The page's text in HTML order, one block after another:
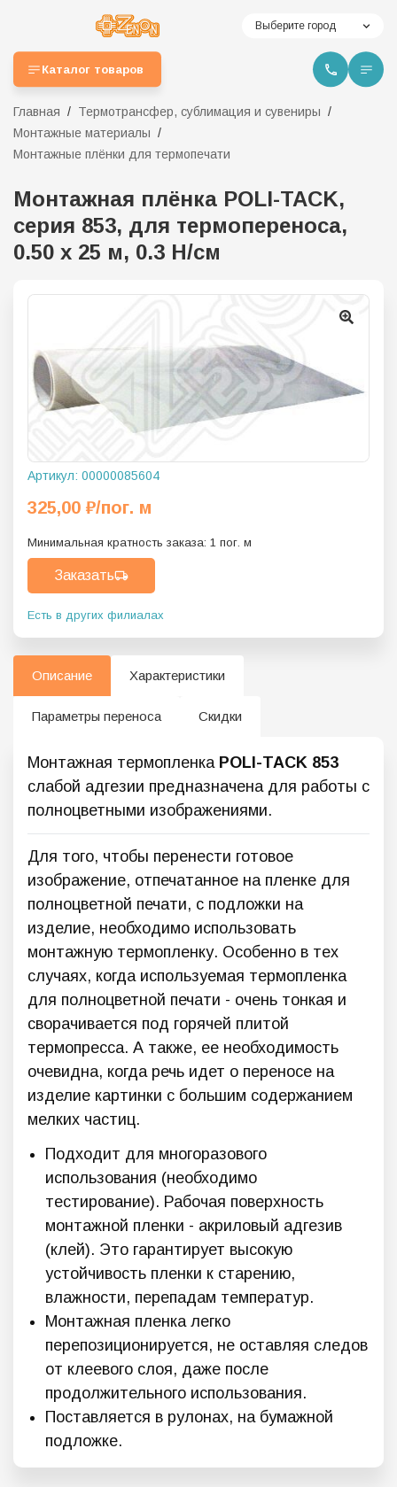
Выберите город
Каталог товаров
Главная
Термотрансфер, сублимация и сувениры
Монтажные материалы
Монтажные плёнки для термопечати
Монтажная плёнка POLI-TACK,
серия 853, для термопереноса,
0.50 х 25 м, 0.3 Н/см
Артикул: 00000085604
325,00 ₽/пог. м
Минимальная кратность заказа: 1 пог. м
Заказать
Есть в других филиалах
Описание Характеристики
Параметры переноса Скидки
Монтажная термопленка POLI-TACK 853
слабой адгезии предназначена для работы с
полноцветными изображениями.
Для того, чтобы перенести готовое
изображение, отпечатанное на пленке для
полноцветной печати, с подложки на
изделие, необходимо использовать
монтажную термопленку. Особенно в тех
случаях, когда используемая термопленка
для полноцветной печати - очень тонкая и
сворачивается под горячей плитой
термопресса. А также, ее необходимость
очевидна, когда речь идет о переносе на
изделие картинки с большим содержанием
мелких частиц.
Подходит для многоразового
использования (необходимо
тестирование). Рабочая поверхность
монтажной пленки - акриловый адгезив
(клей). Это гарантирует высокую
устойчивость пленки к старению,
влажности, перепадам температур.
Монтажная пленка легко
перепозиционируется, не оставляя следов
от клеевого слоя, даже после
продолжительного использования.
Поставляется в рулонах, на бумажной
подложке.